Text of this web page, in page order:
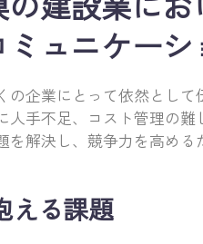
ュニケー
の企業にとって依然とし
人手不足、コスト管理の
を解決し、競争力を高め
える課題